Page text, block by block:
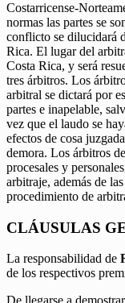
Costarricense-
normas las partes se
conflicto se dilucidará
Rica. El lugar del
Costa Rica, y será
tres árbitros. Los
arbitral se dictará por
partes e inapelable,
vez que el laudo se
efectos de cosa
demora. Los árbitros
procesales y
arbitraje, además de
procedimiento de
CLÁUSULAS
La responsabilidad de
de los respectivos